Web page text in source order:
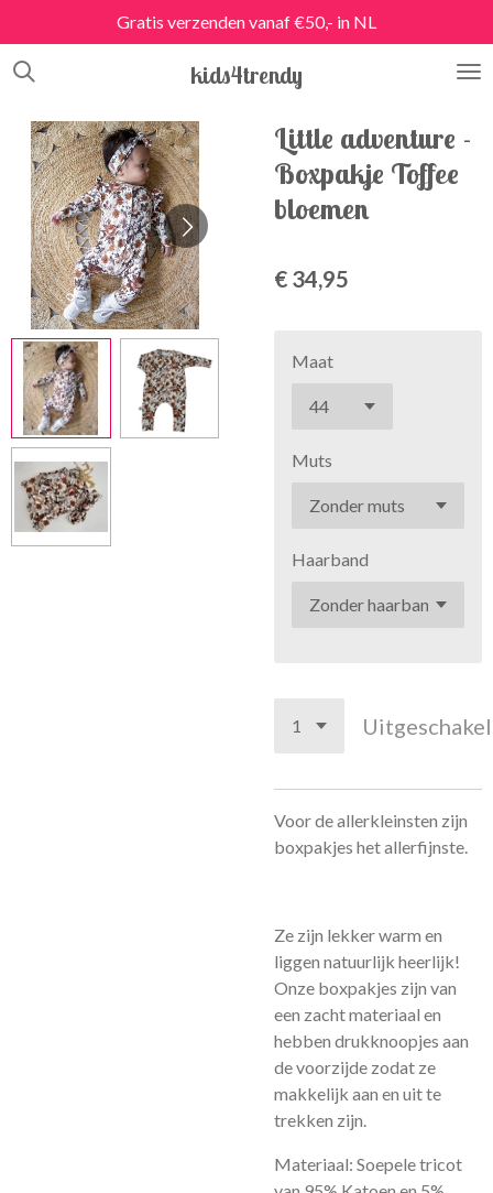
direct
naar
hoofdinhoud
kids4trendy
Gratis verzenden vanaf €50,- in NL
Little adventure -
Boxpakje Toffee
bloemen
€ 34,95
Maat
Muts
Haarband
Voor de allerkleinsten zijn
boxpakjes het allerfijnste.
Ze zijn lekker warm en
liggen natuurlijk heerlijk!
Onze boxpakjes zijn van
een zacht materiaal en
hebben drukknoopjes aan
de voorzijde zodat ze
makkelijk aan en uit te
trekken zijn.
Materiaal: Soepele tricot